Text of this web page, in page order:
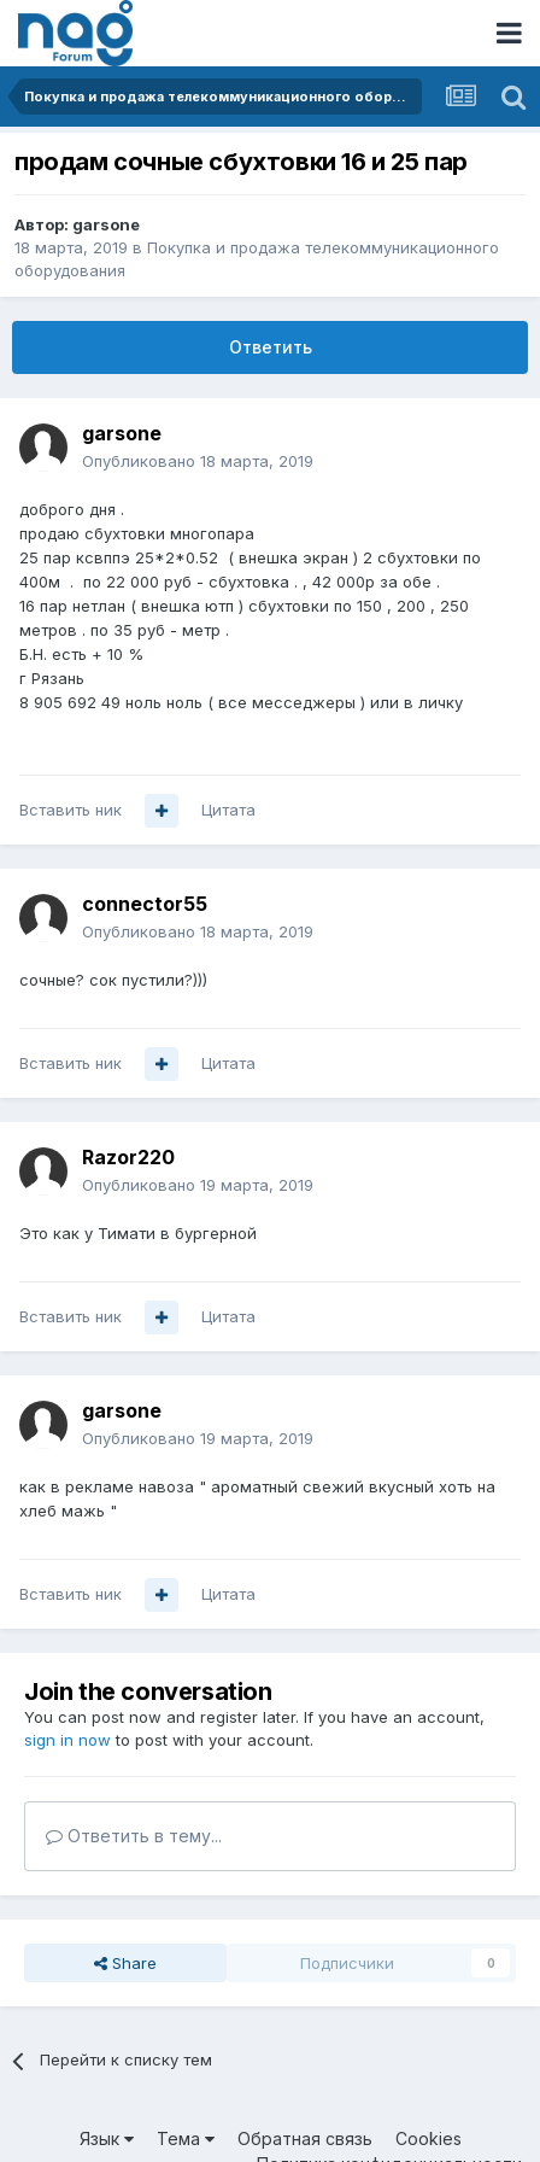
Покупка и продажа телекоммуникационного оборудования
продам сочные сбухтовки 16 и 25 пар
Автор: garsone
18 марта, 2019 в Покупка и продажа телекоммуникационного
оборудования
Ответить
garsone
Опубликовано 18 марта, 2019
доброго дня .
продаю сбухтовки многопара
25 пар ксвппэ 25*2*0.52 ( внешка экран ) 2 сбухтовки по
400м . по 22 000 руб - сбухтовка . , 42 000р за обе .
16 пар нетлан ( внешка ютп ) сбухтовки по 150 , 200 , 250
метров . по 35 руб - метр .
Б.Н. есть + 10 %
г Рязань
8 905 692 49 ноль ноль ( все месседжеры ) или в личку
Вставить ник Цитата
connector55
Опубликовано 18 марта, 2019
сочные? сок пустили?)))
Вставить ник Цитата
Razor220
Опубликовано 19 марта, 2019
Это как у Тимати в бургерной
Вставить ник Цитата
garsone
Опубликовано 19 марта, 2019
как в рекламе навоза " ароматный свежий вкусный хоть на
хлеб мажь "
Вставить ник Цитата
Join the conversation
You can post now and register later. If you have an account,
sign in now to post with your account.
Ответить в тему...
Share Подписчики 0
Перейти к списку тем
Язык Тема Обратная связь
Cookies